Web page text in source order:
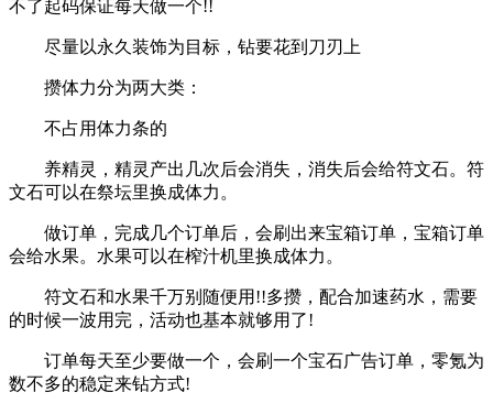
不了起码保证每天做一个!!
尽量以永久装饰为目标，钻要花到刀刃上
攒体力分为两大类：
不占用体力条的
养精灵，精灵产出几次后会消失，消失后会给符文石。符
文石可以在祭坛里换成体力。
做订单，完成几个订单后，会刷出来宝箱订单，宝箱订单
会给水果。水果可以在榨汁机里换成体力。
符文石和水果千万别随便用!!多攒，配合加速药水，需要
的时候一波用完，活动也基本就够用了!
订单每天至少要做一个，会刷一个宝石广告订单，零氪为
数不多的稳定来钻方式!